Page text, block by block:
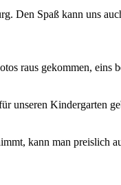
Den Spaß kann uns
raus gekommen,
unseren Kindergarten
kann man preislich